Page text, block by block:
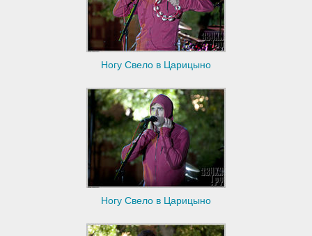
Ногу Свело в Царицыно
Ногу Свело в Царицыно